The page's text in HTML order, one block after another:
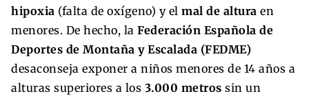
hipoxia (falta de oxígeno) y el mal de altura en
menores. De hecho, la Federación Española de
Deportes de Montaña y Escalada (FEDME)
desaconseja exponer a niños menores de 14 años a
alturas superiores a los 3.000 metros sin un